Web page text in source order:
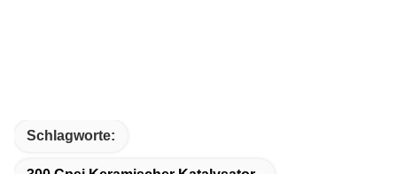
Schlagworte: